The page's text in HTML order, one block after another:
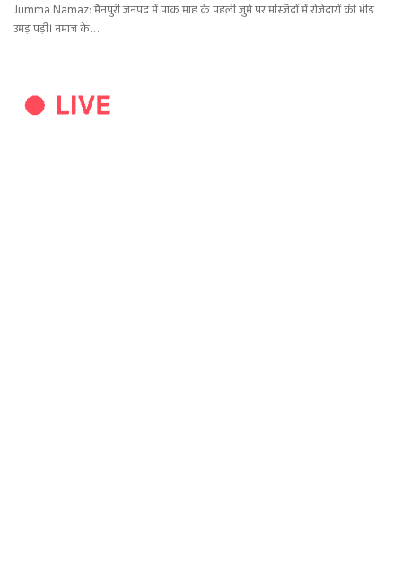
Jumma Namaz: मैनपुरी जनपद में पाक माह के पहली जुमे पर मस्जिदों में रोजेदारों की भीड़
उमड़ पड़ी। नमाज के…